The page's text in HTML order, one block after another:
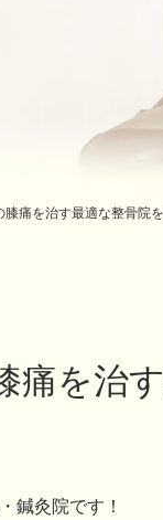
痛を治す最適な整骨院
痛を治
鍼灸院です！